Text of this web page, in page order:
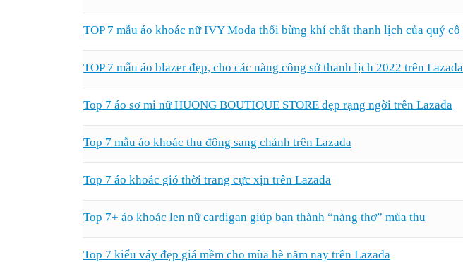
TOP 7 mẫu áo khoác nữ IVY Moda thổi bừng khí chất thanh lịch của quý cô
TOP 7 mẫu áo blazer đẹp, cho các nàng công sở thanh lịch 2022 trên Lazada
Top 7 áo sơ mi nữ HUONG BOUTIQUE STORE đẹp rạng ngời trên Lazada
Top 7 mẫu áo khoác thu đông sang chảnh trên Lazada
Top 7 áo khoác gió thời trang cực xịn trên Lazada
Top 7+ áo khoác len nữ cardigan giúp bạn thành “nàng thơ” mùa thu
Top 7 kiểu váy đẹp giá mềm cho mùa hè năm nay trên Lazada